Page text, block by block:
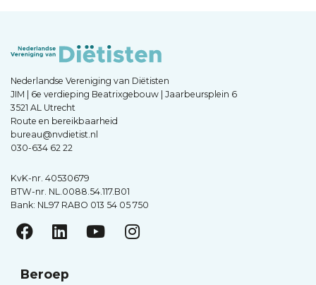
Nederlandse Vereniging van Diëtisten
JIM | 6e verdieping Beatrixgebouw | Jaarbeursplein 6
3521 AL Utrecht
Route en bereikbaarheid
bureau@nvdietist.nl
030-634 62 22
KvK-nr. 40530679
BTW-nr. NL.0088.54.117.B01
Bank: NL97 RABO 013 54 05 750
Beroep